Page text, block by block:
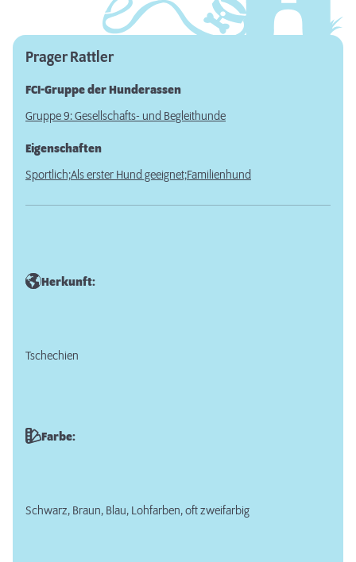
Prager Rattler
FCI-Gruppe der Hunderassen
Gruppe 9: Gesellschafts- und Begleithunde
Eigenschaften
Sportlich;Als erster Hund geeignet;Familienhund
Herkunft:
Tschechien
Farbe:
Schwarz, Braun, Blau, Lohfarben, oft zweifarbig